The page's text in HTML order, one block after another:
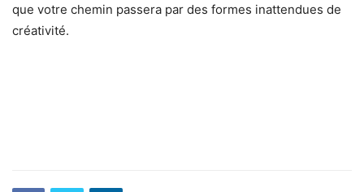
que votre chemin passera par des formes inattendues de
créativité.